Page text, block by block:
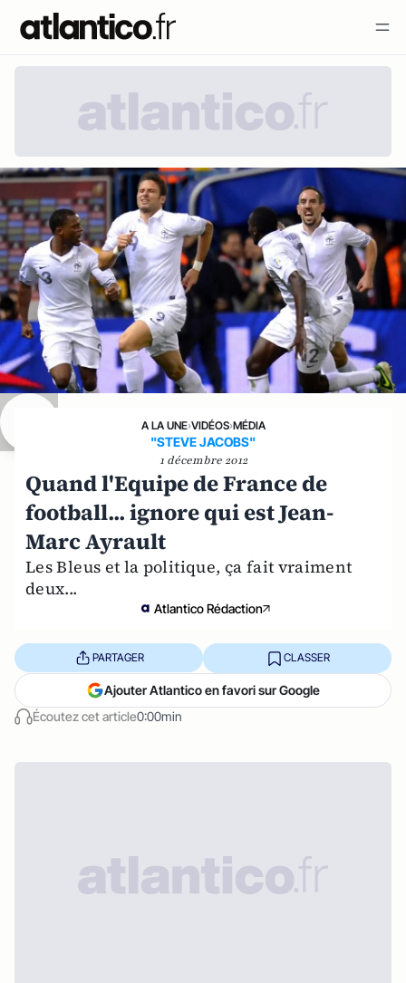
A LA UNE›VIDÉOS›MÉDIA
"STEVE JACOBS"
1 décembre 2012
Quand l'Equipe de France de
football... ignore qui est Jean-
Marc Ayrault
Les Bleus et la politique, ça fait vraiment
deux...
Atlantico Rédaction
Écoutez cet article0:00min
PARTAGER CLASSER
Ajouter Atlantico en favori sur Google